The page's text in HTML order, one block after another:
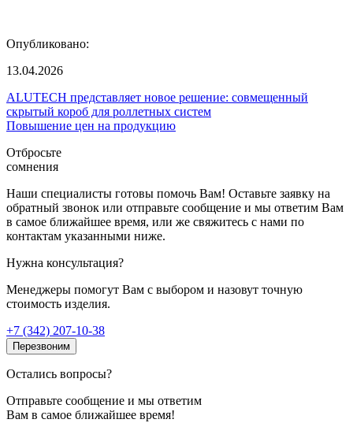
Опубликовано:
13.04.2026
ALUTECH представляет новое решение: совмещенный
скрытый короб для роллетных систем
Повышение цен на продукцию
Отбросьте
сомнения
Наши специалисты готовы помочь Вам! Оставьте заявку на
обратный звонок или отправьте сообщение и мы ответим Вам
в самое ближайшее время, или же свяжитесь с нами по
контактам указанными ниже.
Нужна консультация?
Менеджеры помогут Вам с выбором и назовут точную
стоимость изделия.
+7 (342) 207-10-38
Перезвоним
Остались вопросы?
Отправьте сообщение и мы ответим
Вам в самое ближайшее время!